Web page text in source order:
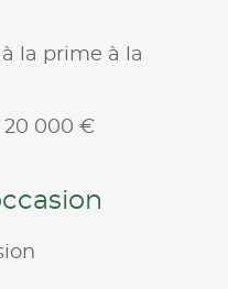
la prime à la
20 000 €